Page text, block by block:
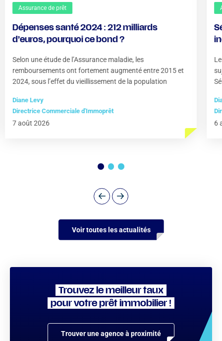
Assurance de prêt
Dépenses santé 2024 : 212 milliards
d’euros, pourquoi ce bond ?
Selon une étude de l’Assurance maladie, les
remboursements ont fortement augmenté entre 2015 et
2024, sous l’effet du vieillissement de la population
Diane Levy
Directrice Commerciale d'Immoprêt
7 août 2026 6
Voir toutes les actualités
Trouvez le meilleur taux
pour votre prêt immobilier !
Trouver une agence à proximité